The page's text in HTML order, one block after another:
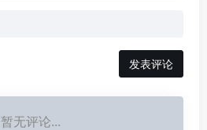
发表评论
暂无评论...